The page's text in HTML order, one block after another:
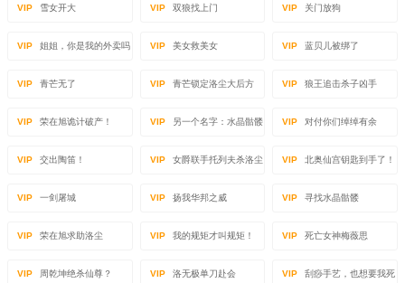
VIP 雪女开大 VIP 双狼找上门 VIP 关门放狗
VIP 姐姐，你是我的外卖吗 VIP 美女救美女 VIP 蓝贝儿被绑了
VIP 青芒无了 VIP 青芒锁定洛尘大后方 VIP 狼王追击杀子凶手
VIP 荣在旭诡计破产！ VIP 另一个名字：水晶骷髅 VIP 对付你们绰绰有余
VIP 交出陶笛！ VIP 女爵联手托列夫杀洛尘 VIP 北奥仙宫钥匙到手了！
VIP 一剑屠城 VIP 扬我华邦之威 VIP 寻找水晶骷髅
VIP 荣在旭求助洛尘 VIP 我的规矩才叫规矩！ VIP 死亡女神梅薇思
VIP 周乾坤绝杀仙尊？ VIP 洛无极单刀赴会 VIP 刮痧手艺，也想要我死